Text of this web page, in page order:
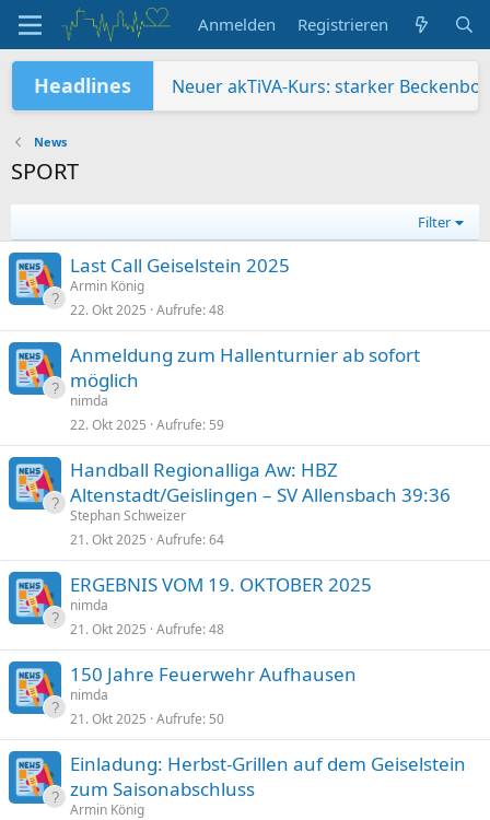
Anmelden Registrieren
Headlines
Neuer akTiVA-Kurs: starker
News
SPORT
Filter
Last Call Geiselstein 2025
Armin König
22. Okt 2025 Aufrufe 48
Anmeldung zum Hallenturnier ab sofort
möglich
nimda
22. Okt 2025 Aufrufe 59
Handball Regionalliga Aw: HBZ
Altenstadt/Geislingen – SV Allensbach 39:36
Stephan Schweizer
21. Okt 2025 Aufrufe 64
ERGEBNIS VOM 19. OKTOBER 2025
nimda
21. Okt 2025 Aufrufe 48
150 Jahre Feuerwehr Aufhausen
nimda
21. Okt 2025 Aufrufe 50
Einladung: Herbst-Grillen auf dem Geiselstein
zum Saisonabschluss
Armin König